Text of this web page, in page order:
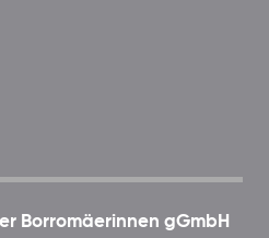
Borromäerinnen gGmbH